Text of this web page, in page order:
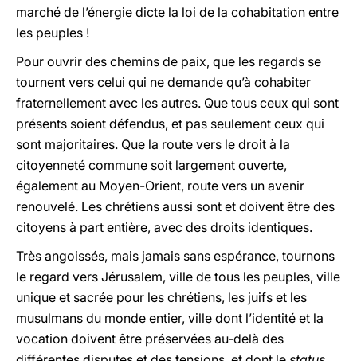
marché de l’énergie dicte la loi de la cohabitation entre
les peuples !
Pour ouvrir des chemins de paix, que les regards se
tournent vers celui qui ne demande qu’à cohabiter
fraternellement avec les autres. Que tous ceux qui sont
présents soient défendus, et pas seulement ceux qui
sont majoritaires. Que la route vers le droit à la
citoyenneté commune soit largement ouverte,
également au Moyen-Orient, route vers un avenir
renouvelé. Les chrétiens aussi sont et doivent être des
citoyens à part entière, avec des droits identiques.
Très angoissés, mais jamais sans espérance, tournons
le regard vers Jérusalem, ville de tous les peuples, ville
unique et sacrée pour les chrétiens, les juifs et les
musulmans du monde entier, ville dont l’identité et la
vocation doivent être préservées au-delà des